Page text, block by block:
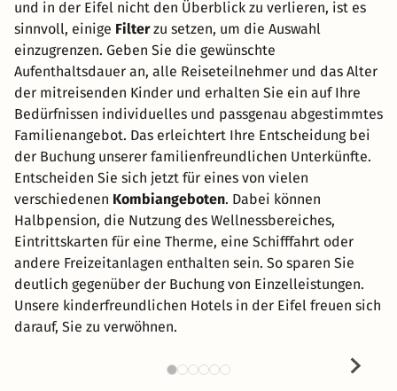
und in der Eifel nicht den Überblick zu verlieren, ist es
sinnvoll, einige Filterzu setzen, um die Auswahl
einzugrenzen. Geben Sie die gewünschte
Aufenthaltsdauer an, alle Reiseteilnehmer und das Alter
der mitreisenden Kinder und erhalten Sie ein auf Ihre
Bedürfnissen individuelles und passgenau abgestimmtes
Familienangebot. Das erleichtert Ihre Entscheidung bei
der Buchung unserer familienfreundlichen Unterkünfte.
Entscheiden Sie sich jetzt für eines von vielen
verschiedenen Kombiangeboten. Dabei können
Halbpension, die Nutzung des Wellnessbereiches,
Eintrittskarten für eine Therme, eine Schifffahrt oder
andere Freizeitanlagen enthalten sein. So sparen Sie
deutlich gegenüber der Buchung von Einzelleistungen.
Unsere kinderfreundlichen Hotels in der Eifel freuen sich
darauf, Sie zu verwöhnen.